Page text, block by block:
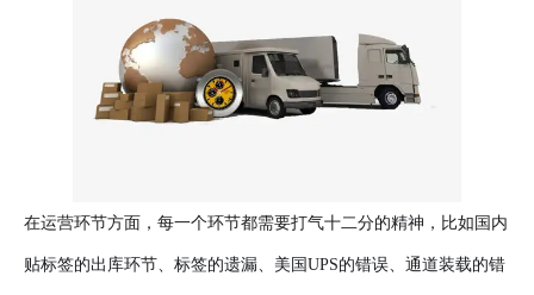
在运营环节方面，每一个环节都需要打气十二分的精神，比如国内
贴标签的出库环节、标签的遗漏、美国UPS的错误、通道装载的错